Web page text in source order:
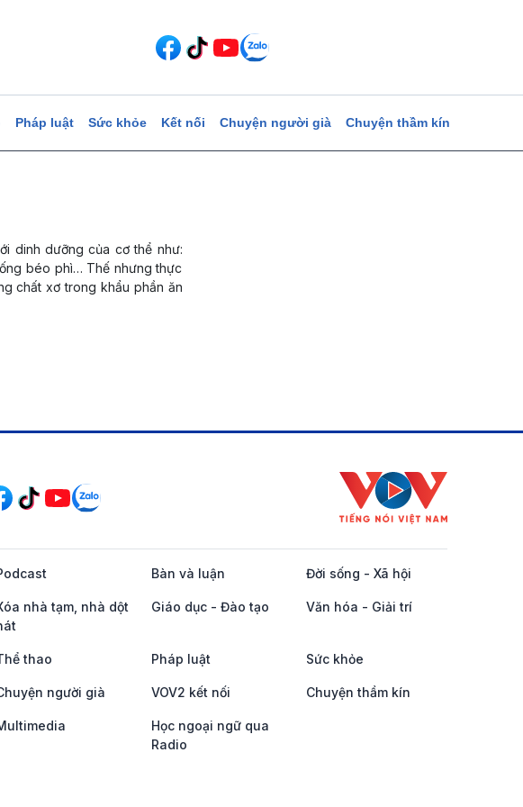
Pháp luật Sức khỏe Kết nối Chuyện người già Chuyện thầm kín
dinh dưỡng của cơ thể như:
béo phì… Thế nhưng thực
chất xơ trong khẩu phần ăn
Bàn và luận Đời sống - Xã hội
nhà tạm, nhà dột
Giáo dục - Đào tạo Văn hóa - Giải trí
thao Pháp luật Sức khỏe
người già VOV2 kết nối Chuyện thầm kín
Học ngoại ngữ qua
Radio